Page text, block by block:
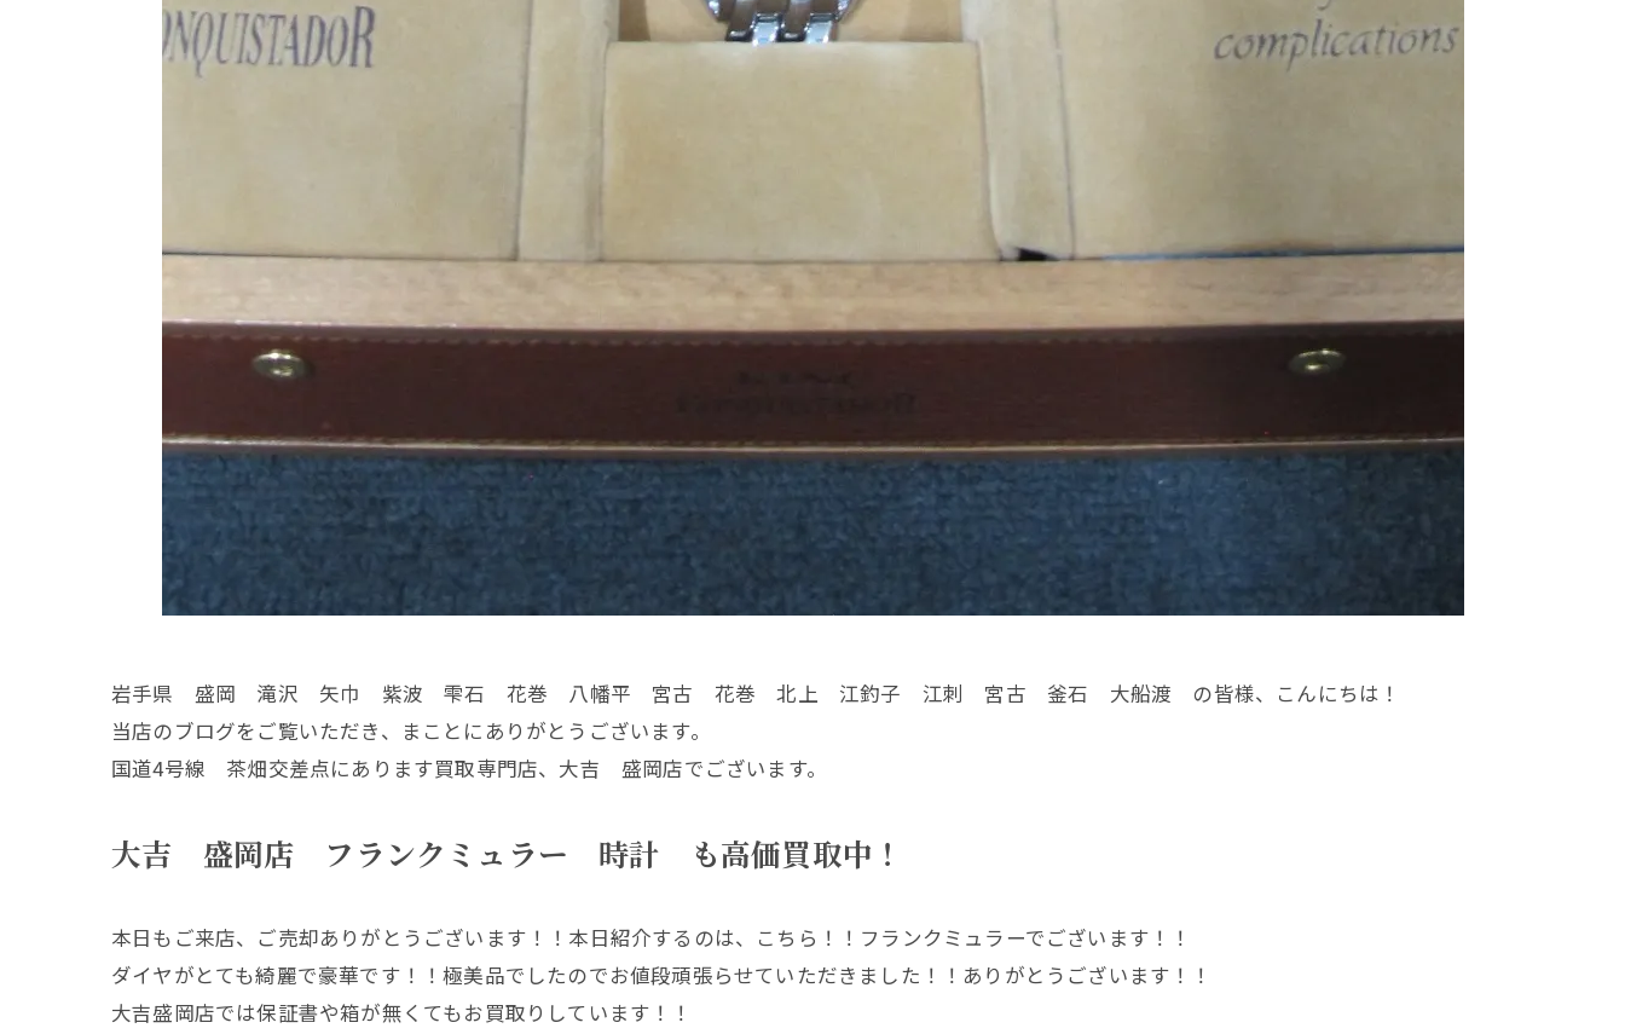
岩手県 盛岡 滝沢 矢巾 紫波 雫石 花巻 八幡平 宮古 花巻 北上 江釣子 江刺 宮古 釜石 大船渡 の皆様、こんにちは！
当店のブログをご覧いただき、まことにありがとうございます。
国道4号線 茶畑交差点にあります買取専門店、大吉 盛岡店でございます。
大吉 盛岡店 フランクミュラー 時計 も高価買取中！
本日もご来店、ご売却ありがとうございます！！本日紹介するのは、こちら！！フランクミュラーでございます！！
ダイヤがとても綺麗で豪華です！！極美品でしたのでお値段頑張らせていただきました！！ありがとうございます！！
大吉盛岡店では保証書や箱が無くてもお買取りしています！！